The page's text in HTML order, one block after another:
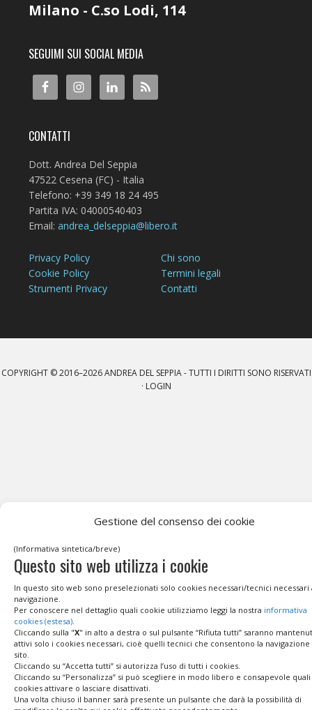
Gestione del consenso dei cookie
(Informativa sintetica/breve)
Questo sito web utilizza i cookie
In questo sito web sono preselezionati solo cookies necessari/tecnici necessari
navigazione.
Per conoscere nel dettaglio quali cookie utilizziamo leggi la nostra informativa
cookies (estesa).
Cliccando sulla "X" in alto a destra o sul pulsante “Rifiuta tutti” saranno
attivi solo i cookies necessari, cioè quelli tecnici che consentono la navigazione
sito.
Cliccando su “Accetta tutti” si autorizza l’uso di tutti i cookies.
Cliccando su “Personalizza” si può scegliere in modo libero e consapevole quali
cookies attivare o lasciare disattivati.
Una volta chiuso il banner sarà presente un pulsante che darà la possibilità di
Milano - C.so Lodi, 114
SEGUIMI SUI SOCIAL MEDIA
CONTATTI
Dott. Andrea Del Seppia
47522 Cesena (FC) - Italia
Telefono: +39 349 18 24 495
Partita IVA: 04000540403
Email: andrea_delseppia@libero.it
Privacy Policy
Cookie Policy
Strumenti Privacy
Chi sono
Termini legali
Contatti
COPYRIGHT © 2016–2026ANDREA DEL SEPPIA- TUTTI I DIRITTI SONO RISERVATI
· LOGIN